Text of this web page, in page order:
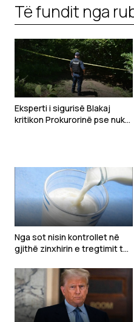
Të fundit nga
Eksperti i sigurisë Blakaj
kritikon Prokurorinë pse nuk
Nga sot nisin kontrollet në
gjithë zinxhirin e tregtimit të
të tij